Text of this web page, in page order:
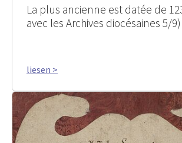
La plus ancienne est datée de
avec les Archives diocésaines 5/9)
liesen >